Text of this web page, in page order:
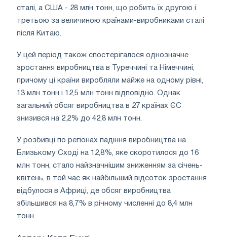
сталі, а США - 28 млн тонн, що робить їх другою і
третьою за величиною країнами-виробниками сталі
після Китаю.
У цей період також спостерігалося однозначне
зростання виробництва в Туреччині та Німеччині,
причому ці країни виробляли майже на одному рівні,
13 млн тонн і 12,5 млн тонн відповідно. Однак
загальний обсяг виробництва в 27 країнах ЄС
знизився на 2,2% до 42,8 млн тонн.
У розбивці по регіонах падіння виробництва на
Близькому Сході на 12,8%, яке скоротилося до 16
млн тонн, стало найзначнішим зниженням за січень-
квітень, в той час як найбільший відсоток зростання
відбулося в Африці, де обсяг виробництва
збільшився на 8,7% в річному численні до 8,4 млн
тонн.